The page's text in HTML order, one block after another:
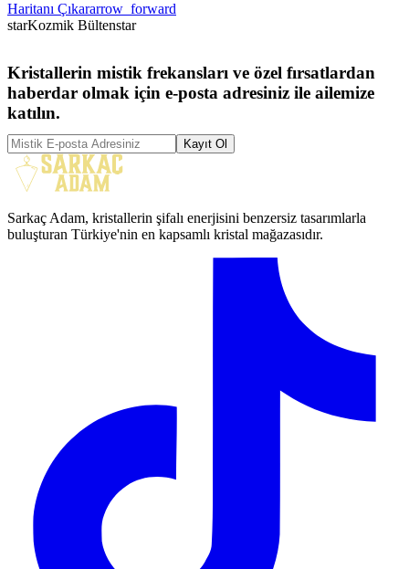
Haritanı Çıkararrow_forward
starKozmik Bültenstar
Kristallerin mistik frekansları ve özel fırsatlardan
haberdar olmak için e-posta adresiniz ile ailemize
katılın.
Kayıt Ol
Sarkaç Adam, kristallerin şifalı enerjisini benzersiz tasarımlarla
buluşturan Türkiye'nin en kapsamlı kristal mağazasıdır.